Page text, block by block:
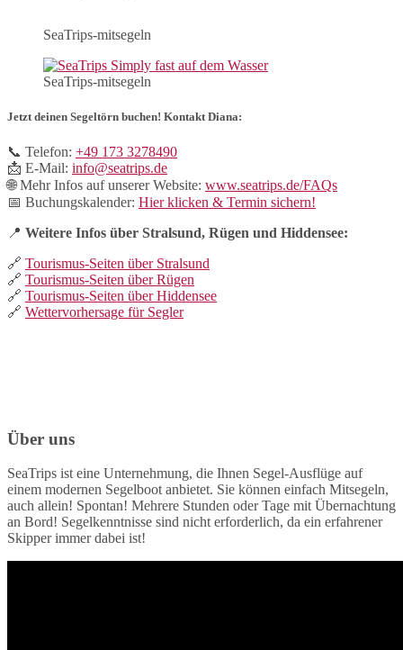
SeaTrips-mitsegeln
SeaTrips-mitsegeln
Jetzt deinen Segeltörn buchen! Kontakt Diana:
📞 Telefon: +49 173 3278490
📩 E-Mail: info@seatrips.de
🌐 Mehr Infos auf unserer Website: www.seatrips.de/FAQs
📅 Buchungskalender: Hier klicken & Termin sichern!
📍 Weitere Infos über Stralsund, Rügen und Hiddensee:
🔗 Tourismus-Seiten über Stralsund
🔗 Tourismus-Seiten über Rügen
🔗 Tourismus-Seiten über Hiddensee
🔗 Wettervorhersage für Segler
Über uns
SeaTrips ist eine Unternehmung, die Ihnen Segel-Ausflüge auf
einem modernen Segelboot anbietet. Sie können einfach Mitsegeln,
auch allein! Spontan! Mehrere Stunden oder Tage mit Übernachtung
an Bord! Segelkenntnisse sind nicht erforderlich, da ein erfahrener
Skipper immer dabei ist!